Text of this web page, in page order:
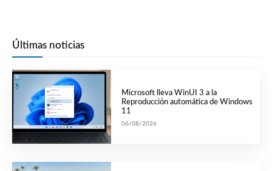
Últimas noticias
Microsoft lleva WinUI 3 a la
Reproducción automática de Windows
11
06/08/2026